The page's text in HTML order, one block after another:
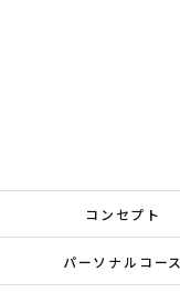
コンセプト
パーソナルコース